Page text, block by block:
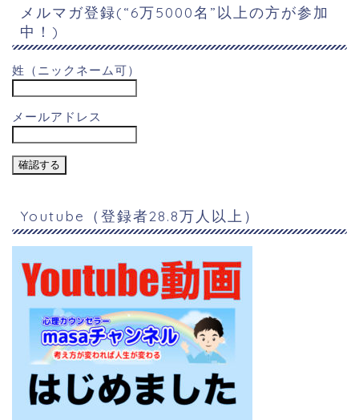
メルマガ登録(“6万5000名”以上の方が参加
中！)
姓（ニックネーム可）
メールアドレス
Youtube（登録者28.8万人以上）